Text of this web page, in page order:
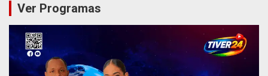
Ver Programas